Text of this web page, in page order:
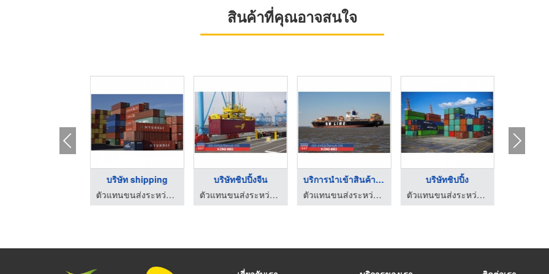
สินค้าที่คุณอาจสนใจ
บริการขนส่งทางเรือ
ตัวแทนขนส่งระหว่างประเทศ เซ้าเทรินชิปปิ้ง
รับออกสินค้าท่าเรือ
ตัวแทนขนส่งระหว่างประเทศ เซ้าเทรินชิปปิ้ง
บริการปรึกษาด้านพิธี ...
ตัวแทนขนส่งระหว่างประเทศ เซ้าเทรินชิปปิ้ง
บริษัท shipping
ตัวแทนขนส่งระหว่างประเทศ เซ้าเทรินชิปปิ้ง